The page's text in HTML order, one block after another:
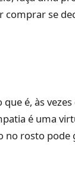
se
é, às
é uma
no rosto pode